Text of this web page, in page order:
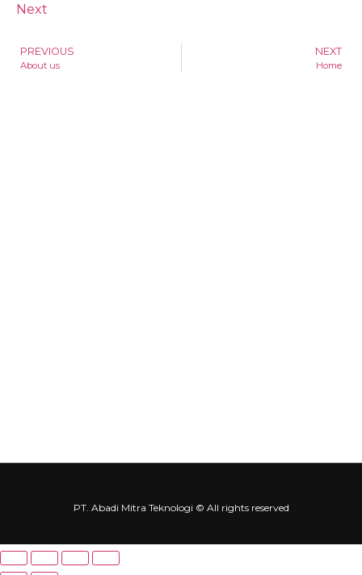
Next
PREVIOUS
About us
NEXT
Home
PT. Abadi Mitra Teknologi © All rights reserved